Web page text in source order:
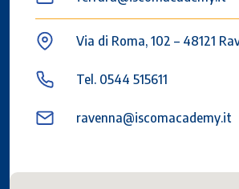
Via di Roma, 102 – 48121
Tel. 0544 515611
ravenna@iscomacademy.it